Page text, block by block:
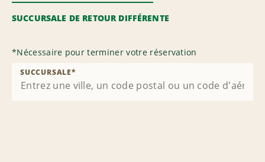
SUCCURSALE DE RETOUR DIFFÉRENTE
*Nécessaire pour terminer votre réservation
SUCCURSALE*